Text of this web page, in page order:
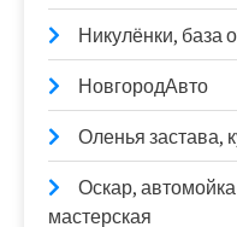
Никулёнки, база
НовгородАвто
Оленья застава,
Оскар,
мастерская